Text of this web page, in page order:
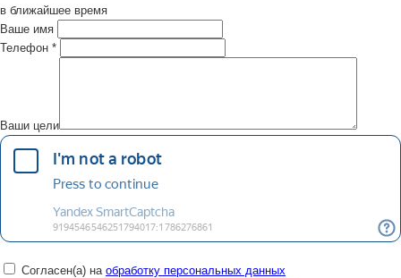
в ближайшее время
Ваше имя
Телефон *
Ваши цели
Согласен(а) на обработку персональных данных